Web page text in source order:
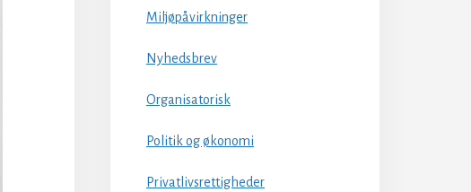
Miljøpåvirkninger
Nyhedsbrev
Organisatorisk
Politik og økonomi
Privatlivsrettigheder